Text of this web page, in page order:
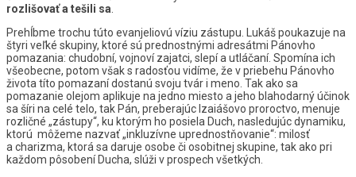
rozlišovať a tešili sa
Prehĺbme trochu túto evanjeliovú víziu zástupu. Lukáš poukazuje na
štyri veľké skupiny, ktoré sú prednostnými adresátmi Pánovho
pomazania: chudobní, vojnoví zajatci, slepí a utláčaní. Spomína ich
všeobecne, potom však s radosťou vidíme, že v priebehu Pánovho
života títo pomazaní dostanú svoju tvár i meno. Tak ako sa
pomazanie olejom aplikuje na jedno miesto a jeho blahodarný účinok
sa šíri na celé telo, tak Pán, preberajúc Izaiášovo proroctvo, menuje
rozličné „zástupy“, ku ktorým ho posiela Duch, nasledujúc dynamiku,
ktorú môžeme nazvať „inkluzívne uprednostňovanie“: milosť
a charizma, ktorá sa daruje osobe či osobitnej skupine, tak ako pri
každom pôsobení Ducha, slúži v prospech všetkých.